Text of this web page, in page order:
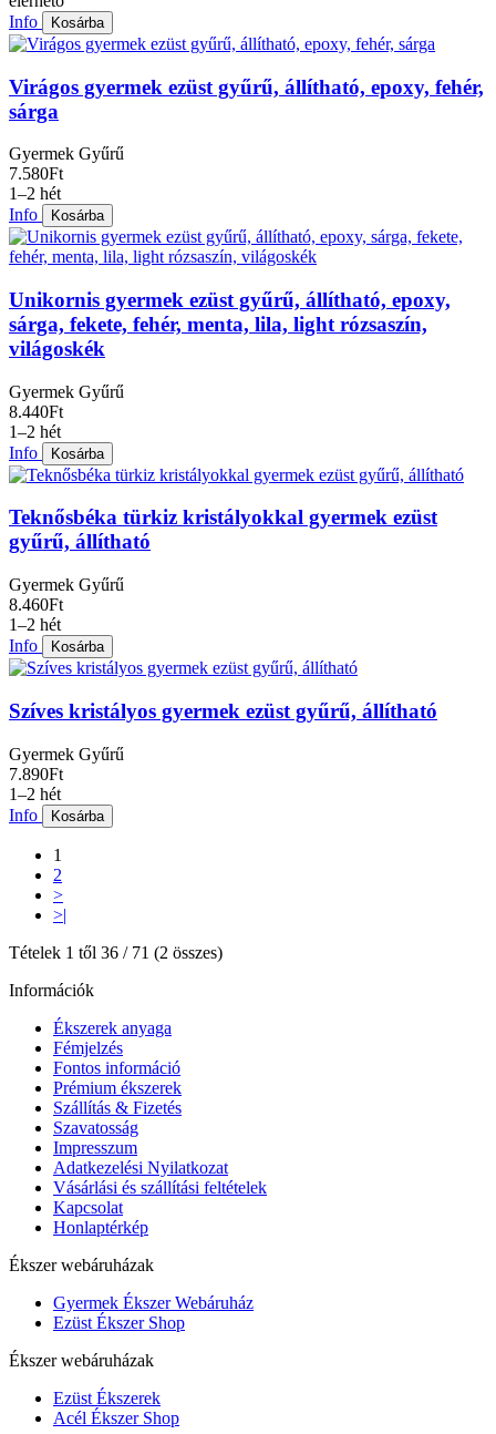
Info
Kosárba
Virágos gyermek ezüst gyűrű, állítható, epoxy, fehér,
sárga
Gyermek Gyűrű
7.580Ft
1–2 hét
Info
Kosárba
Unikornis gyermek ezüst gyűrű, állítható, epoxy,
sárga, fekete, fehér, menta, lila, light rózsaszín,
világoskék
Gyermek Gyűrű
8.440Ft
1–2 hét
Info
Kosárba
Teknősbéka türkiz kristályokkal gyermek ezüst
gyűrű, állítható
Gyermek Gyűrű
8.460Ft
1–2 hét
Info
Kosárba
Szíves kristályos gyermek ezüst gyűrű, állítható
Gyermek Gyűrű
7.890Ft
1–2 hét
Info
Kosárba
1
2
>
>|
Tételek 1 től 36 / 71 (2 összes)
Információk
Ékszerek anyaga
Fémjelzés
Fontos információ
Prémium ékszerek
Szállítás & Fizetés
Szavatosság
Impresszum
Adatkezelési Nyilatkozat
Vásárlási és szállítási feltételek
Kapcsolat
Honlaptérkép
Ékszer webáruházak
Gyermek Ékszer Webáruház
Ezüst Ékszer Shop
Ékszer webáruházak
Ezüst Ékszerek
Acél Ékszer Shop